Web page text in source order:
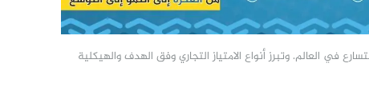
في العالم. وتبرز أنواع الامتياز التجاري وفق الهدف والهيكلية